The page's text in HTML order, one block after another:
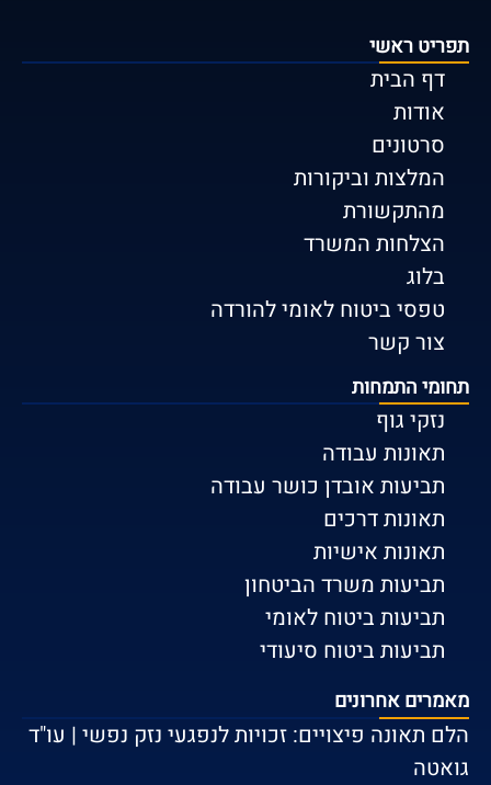
תפריט ראשי
דף הבית
אודות
סרטונים
המלצות וביקורות
מהתקשורת
הצלחות המשרד
בלוג
טפסי ביטוח לאומי להורדה
צור קשר
תחומי התמחות
נזקי גוף
תאונות עבודה
תביעות אובדן כושר עבודה
תאונות דרכים
תאונות אישיות
תביעות משרד הביטחון
תביעות ביטוח לאומי
תביעות ביטוח סיעודי
מאמרים אחרונים
הלם תאונה פיצויים: זכויות לנפגעי נזק נפשי | עו"ד
גואטה